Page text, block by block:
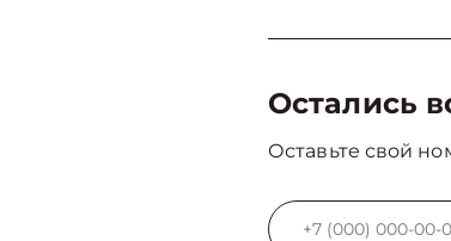
Остались
Оставьте свой